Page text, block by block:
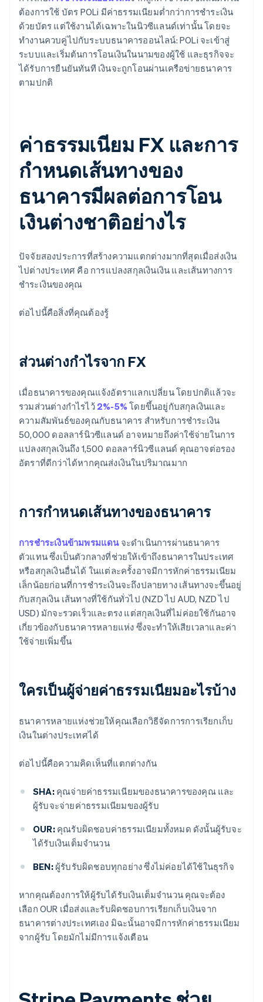
ต้องการใช้ บัตร POLi มีค่าธรรมเนียมต่ำกว่าการชำระเงิน
ด้วยบัตร แต่ใช้งานได้เฉพาะในนิวซีแลนด์เท่านั้น โดยจะ
ทำงานควบคู่ไปกับระบบธนาคารออนไลน์: POLi จะเข้าสู่
ระบบและเริ่มต้นการโอนเงินในนามของผู้ใช้ และธุรกิจจะ
ได้รับการยืนยันทันที เงินจะถูกโอนผ่านเครือข่ายธนาคาร
ตามปกติ
ค่าธรรมเนียม FX และการ
กำหนดเส้นทางของ
ธนาคารมีผลต่อการโอน
เงินต่างชาติอย่างไร
ปัจจัยสองประการที่สร้างความแตกต่างมากที่สุดเมื่อส่งเงิน
ไปต่างประเทศ คือ การแปลงสกุลเงินเงิน และเส้นทางการ
ชำระเงินของคุณ
ต่อไปนี้คือสิ่งที่คุณต้องรู้
ส่วนต่างกำไรจาก FX
เมื่อธนาคารของคุณแจ้งอัตราแลกเปลี่ยน โดยปกติแล้วจะ
รวมส่วนต่างกำไรไว้ 2%-5%โดยขึ้นอยู่กับสกุลเงินและ
ความสัมพันธ์ของคุณกับธนาคาร สำหรับการชำระเงิน
50,000 ดอลลาร์นิวซีแลนด์ อาจหมายถึงค่าใช้จ่ายในการ
แปลงสกุลเงินถึง 1,500 ดอลลาร์นิวซีแลนด์ คุณอาจต่อรอง
อัตราที่ดีกว่าได้หากคุณส่งเงินในปริมาณมาก
การกำหนดเส้นทางของธนาคาร
การชำระเงินข้ามพรมแดนจะดำเนินการผ่านธนาคาร
ตัวแทน ซึ่งเป็นตัวกลางที่ช่วยให้เข้าถึงธนาคารในประเทศ
หรือสกุลเงินอื่นได้ ในแต่ละครั้งอาจมีการหักค่าธรรมเนียม
เล็กน้อยก่อนที่การชำระเงินจะถึงปลายทาง เส้นทางจะขึ้นอยู่
กับสกุลเงิน เส้นทางที่ใช้กันทั่วไป (NZD ไป AUD, NZD ไป
USD) มักจะรวดเร็วและตรง แต่สกุลเงินที่ไม่ค่อยใช้กันอาจ
เกี่ยวข้องกับธนาคารหลายแห่ง ซึ่งจะทำให้เสียเวลาและค่า
ใช้จ่ายเพิ่มขึ้น
ใครเป็นผู้จ่ายค่าธรรมเนียมอะไรบ้าง
ธนาคารหลายแห่งช่วยให้คุณเลือกวิธีจัดการการเรียกเก็บ
เงินในต่างประเทศได้
ต่อไปนี้คือความคิดเห็นที่แตกต่างกัน
SHA:คุณจ่ายค่าธรรมเนียมของธนาคารของคุณ และ
ผู้รับจะจ่ายค่าธรรมเนียมของผู้รับ
OUR:คุณรับผิดชอบค่าธรรมเนียมทั้งหมด ดังนั้นผู้รับจะ
ได้รับเงินเต็มจำนวน
BEN:ผู้รับรับผิดชอบทุกอย่าง ซึ่งไม่ค่อยได้ใช้ในธุรกิจ
หากคุณต้องการให้ผู้รับได้รับเงินเต็มจำนวน คุณจะต้อง
เลือก OUR เมื่อส่งและรับผิดชอบการเรียกเก็บเงินจาก
ธนาคารต่างประเทศเอง มิฉะนั้นอาจมีการหักค่าธรรมเนียม
จากผู้รับ โดยมักไม่มีการแจ้งเตือน